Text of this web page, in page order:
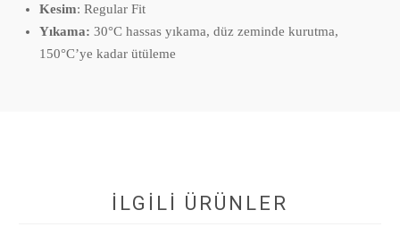
Kesim: Regular Fit
Yıkama: 30°C hassas yıkama, düz zeminde kurutma,
150°C’ye kadar ütüleme
İLGİLİ ÜRÜNLER